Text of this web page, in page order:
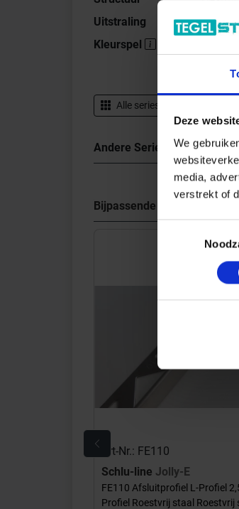
Deze
We
media,
verstrekt of
Uitstraling
Mat
Kleurspel
Alle series van
Andere Series van
Bijpassende afwerklijsten en
Art-Nr.: FE110
Schlu-line Jolly-E
FE110 Afsluitprofiel L-Profiel
Profiel Roestvrij staal Roestvrij